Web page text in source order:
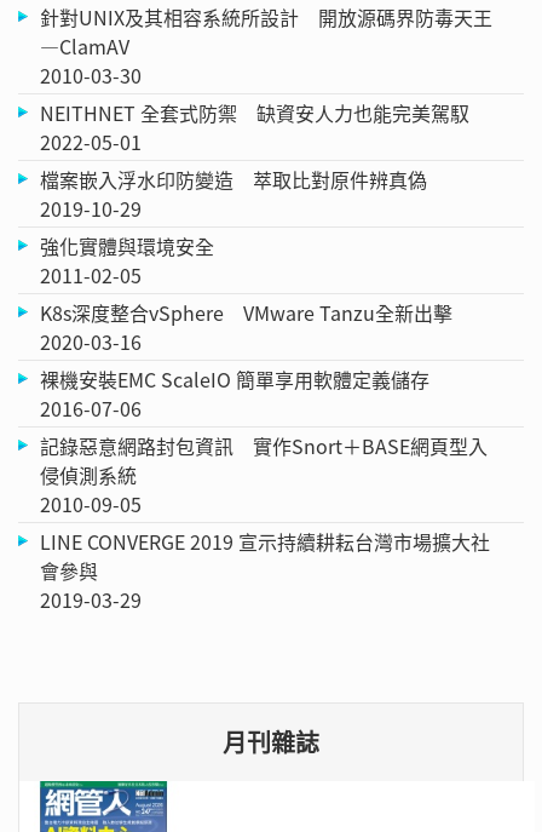
針對UNIX及其相容系統所設計 開放源碼界防毒天王
—ClamAV
2010-03-30
NEITHNET 全套式防禦 缺資安人力也能完美駕馭
2022-05-01
檔案嵌入浮水印防變造 萃取比對原件辨真偽
2019-10-29
強化實體與環境安全
2011-02-05
K8s深度整合vSphere VMware Tanzu全新出擊
2020-03-16
裸機安裝EMC ScaleIO 簡單享用軟體定義儲存
2016-07-06
記錄惡意網路封包資訊 實作Snort＋BASE網頁型入
侵偵測系統
2010-09-05
LINE CONVERGE 2019 宣示持續耕耘台灣市場擴大社
會參與
2019-03-29
月刊雜誌